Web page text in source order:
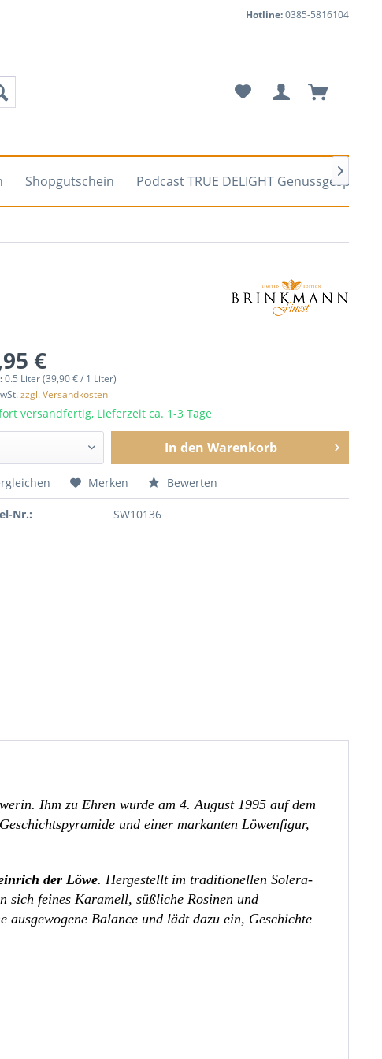
Hotline:0385-5816104
Shopgutschein Podcast TRUE DELIGHT

€
0.5 Liter (39,90 € / 1 Liter)
zzgl. Versandkosten
versandfertig, Lieferzeit ca. 1-3 Tage
In den Warenkorb
Merken Bewerten
Nr.: SW10136
Ihm zu Ehren wurde am 4. August 1995 auf dem
und einer markanten Löwenfigur,
der Löwe. Hergestellt im traditionellen Solera-
sich feines Karamell, süßliche Rosinen und
Balance und lädt dazu ein, Geschichte